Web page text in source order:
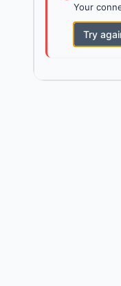
Your
Try